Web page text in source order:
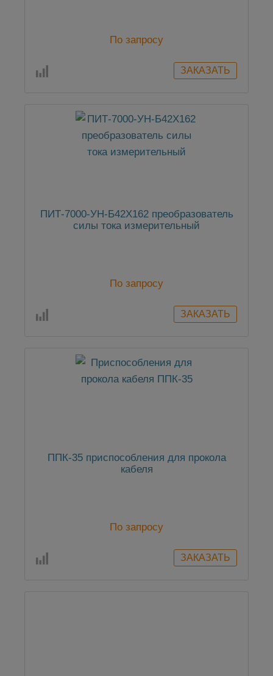
По запросу
ПИТ-7000-УН-Б42Х162 преобразователь
силы тока измерительный
По запросу
ППК-35 приспособления для прокола
кабеля
По запросу